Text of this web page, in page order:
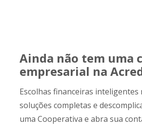
Ainda não tem uma
empresarial na
Escolhas financeiras inteligentes
soluções completas e
uma Cooperativa e abra sua